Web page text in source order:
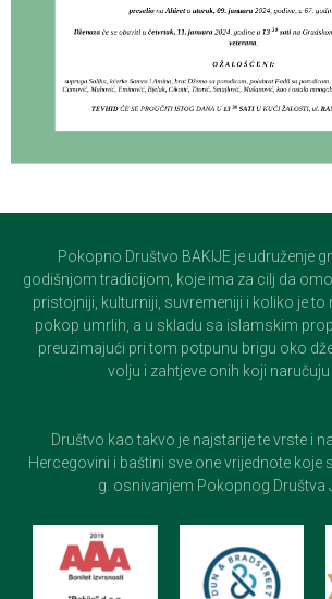
Pokopno Društvo BAKIJE je udruženje
godišnjom tradicijom, koje ima za cilj da
pristojniji, kulturniji, suvremeniji i koliko je to
pokop umrlih, a u skladu sa islamskim
preuzimajući pri tom potpunu brigu oko
volju i zahtjeve onih koji
Društvo kao takvo je najstarije te vrste i
Hercegovini i baštini sve one vrijednote koje
g. osnivanjem Pokopnog Društva